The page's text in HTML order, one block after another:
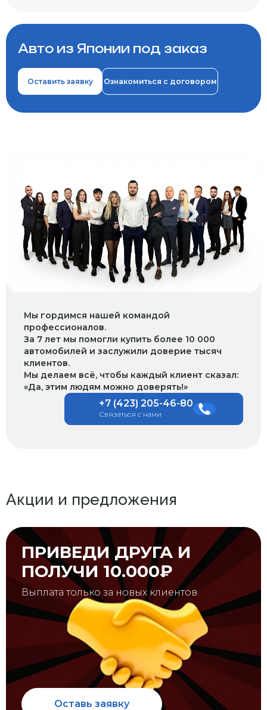
Авто из Японии под заказ
Оставить заявку Ознакомиться с договором
Мы гордимся нашей командой
профессионалов.
За 7 лет мы помогли купить более 10 000
автомобилей и заслужили доверие тысяч
клиентов.
Мы делаем всё, чтобы каждый клиент сказал:
«Да, этим людям можно доверять!»
+7 (423) 205-46-80
Связаться с нами
Акции и предложения
ПРИВЕДИ ДРУГА И
ПОЛУЧИ 10.000₽
Выплата только за новых клиентов
Оставь заявку